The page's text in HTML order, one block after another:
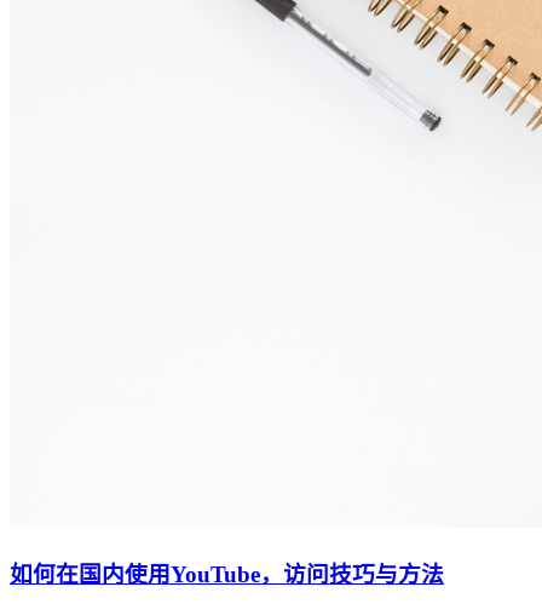
如何在国内使用YouTube，访问技巧与方法